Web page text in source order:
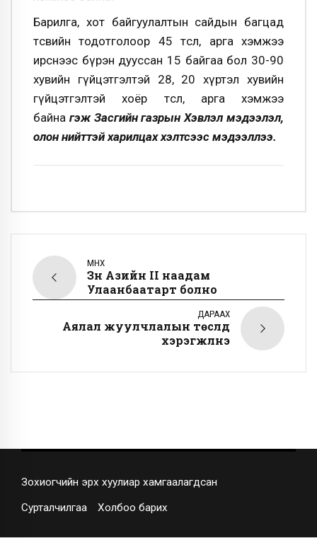
Барилга, хот байгуулалтын сайдын багцад
төсвийн тодотголоор 45 төсөл, арга хэмжээ
ирснээс бүрэн дууссан 15 байгаа бол 30-90
хувийн гүйцэтгэлтэй 28, 20 хүртэл хувийн
гүйцэтгэлтэй хоёр төсөл, арга хэмжээ
байна гэж Засгийн газрын Хэвлэл мэдээлэл,
олон нийттэй харилцах хэлтсээс мэдээллээ.
ӨМНӨХ
Зүүн Азийн II наадам
Улаанбаатарт болно
ДАРААХ
Аялал жуулчлалын төслүүд
хэрэгжүүлнэ
Зохиогчийн эрх хуулиар хамгаалагдсан
Сурталчилгаа Холбоо барих